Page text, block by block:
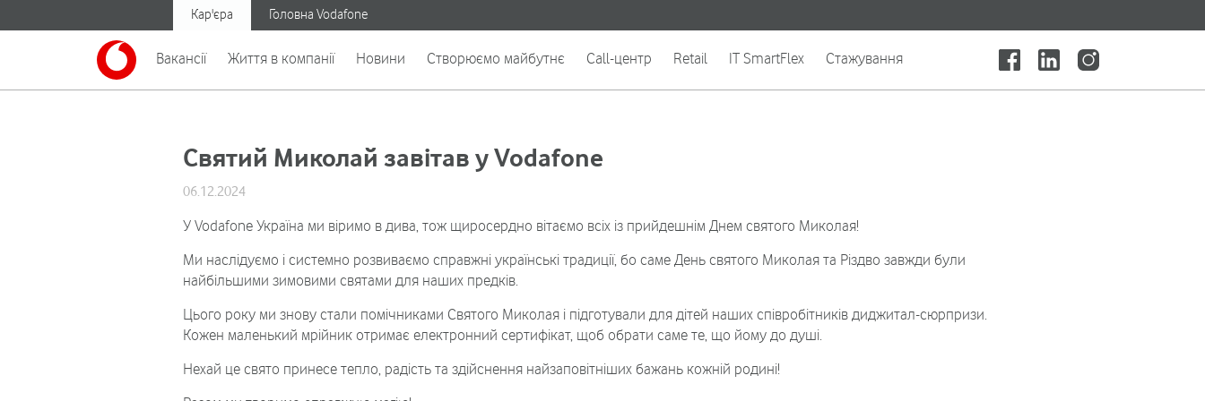
Кар'єра Головна Vodafone
Вакансії Життя в компанії Новини Створюємо майбутнє Call-центр Retail IT SmartFlex Стажування
Святий Миколай завітав у Vodafone
06.12.2024
У Vodafone Україна ми віримо в дива, тож щиросердно вітаємо всіх із прийдешнім Днем святого Миколая!
Ми наслідуємо і системно розвиваємо справжні українські традиції, бо саме День святого Миколая та Різдво завжди були
найбільшими зимовими святами для наших предків.
Цього року ми знову стали помічниками Святого Миколая і підготували для дітей наших співробітників диджитал-сюрпризи.
Кожен маленький мрійник отримає електронний сертифікат, щоб обрати саме те, що йому до душі.
Нехай це свято принесе тепло, радість та здійснення найзаповітніших бажань кожній родині!